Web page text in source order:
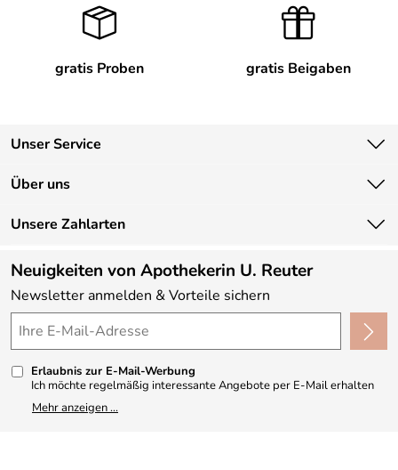
gratis Proben gratis Beigaben
Unser Service
Kontakt
Lieferbedingungen
Kundenlogin
Über uns
Unsere Bestseller
Neu
Angebote
Made in Germany
4,9/5*****
Unsere Zahlarten
Neuigkeiten von Apothekerin U. Reuter
Newsletter anmelden & Vorteile sichern
Erlaubnis zur E-Mail-Werbung
Ich möchte regelmäßig interessante Angebote per E-Mail erhalten
und ausserdem nach Erhalt meiner Bestellung an die Möglichkeit zur
Abgabe einer Produktbewertung erinnert werden. Meine
Mehr anzeigen ...